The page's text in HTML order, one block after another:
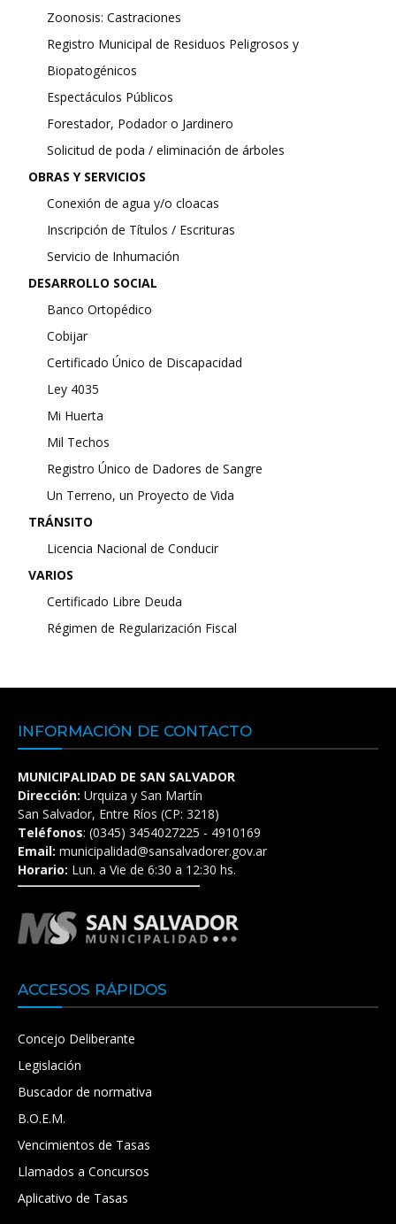
Zoonosis: Castraciones
Registro Municipal de Residuos Peligrosos y
Biopatogénicos
Espectáculos Públicos
Forestador, Podador o Jardinero
Solicitud de poda / eliminación de árboles
OBRAS Y SERVICIOS
Conexión de agua y/o cloacas
Inscripción de Títulos / Escrituras
Servicio de Inhumación
DESARROLLO SOCIAL
Banco Ortopédico
Cobijar
Certificado Único de Discapacidad
Ley 4035
Mi Huerta
Mil Techos
Registro Único de Dadores de Sangre
Un Terreno, un Proyecto de Vida
TRÁNSITO
Licencia Nacional de Conducir
VARIOS
Certificado Libre Deuda
Régimen de Regularización Fiscal
INFORMACIÓN DE CONTACTO
MUNICIPALIDAD DE SAN SALVADOR
Dirección: Urquiza y San Martín
San Salvador, Entre Ríos (CP: 3218)
Teléfonos: (0345) 3454027225 - 4910169
Email: municipalidad@sansalvadorer.gov.ar
Horario: Lun. a Vie de 6:30 a 12:30 hs.
ACCESOS RÁPIDOS
Concejo Deliberante
Legislación
Buscador de normativa
B.O.E.M.
Vencimientos de Tasas
Llamados a Concursos
Aplicativo de Tasas